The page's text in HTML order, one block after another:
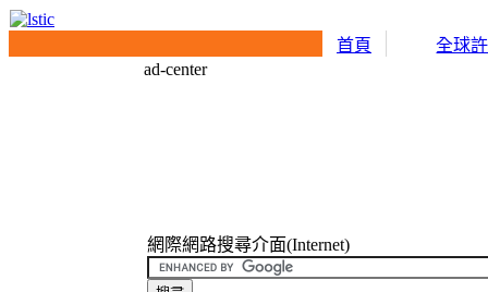
首頁 全球
ad-center
網際網路搜尋介面(Internet)